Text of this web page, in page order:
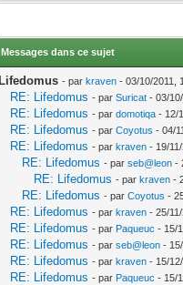
Messages dans ce sujet
Lifedomus - parkraven - 03/10/2011,
RE: Lifedomus - parSuricat - 03/
RE: Lifedomus - pardomotiqa - 12/
RE: Lifedomus - parCoyotus - 04/
RE: Lifedomus - parkraven - 19/
RE: Lifedomus - parseb@leon -
RE: Lifedomus - parkraven -
RE: Lifedomus - parCoyotus -
RE: Lifedomus - parkraven - 25/
RE: Lifedomus - par Paqueuc - 15/
RE: Lifedomus - parseb@leon -
RE: Lifedomus - parkraven - 15/
RE: Lifedomus - par Paqueuc - 15/